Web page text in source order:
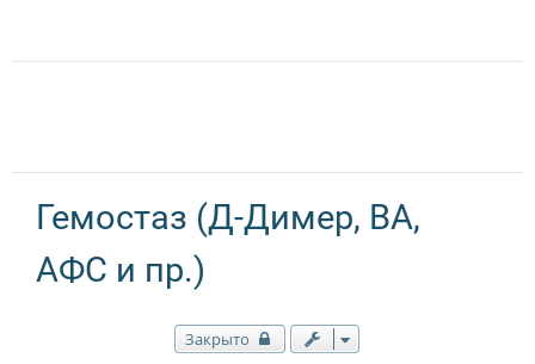
Гемостаз (Д-Димер, ВА,
АФС и пр.)
Закрыто